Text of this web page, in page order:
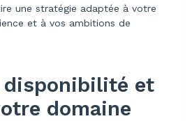
une stratégie adaptée à votre
et à vos ambitions de
disponibilité et
domaine